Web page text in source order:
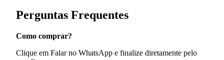
Perguntas Frequentes
Como comprar?
Clique em Falar no WhatsApp e finalize diretamente pelo